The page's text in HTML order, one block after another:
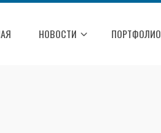
НОВОСТИ ПОРТФОЛИО